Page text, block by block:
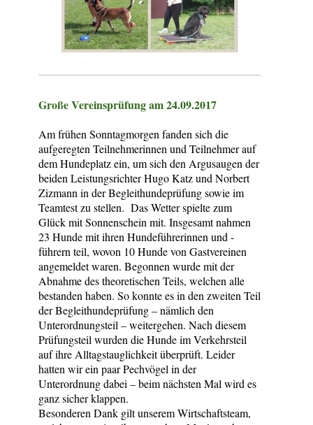
Große Vereinsprüfung am 24.09.2017
Am frühen Sonntagmorgen fanden sich die
aufgeregten Teilnehmerinnen und Teilnehmer auf
dem Hundeplatz ein, um sich den Argusaugen der
beiden Leistungsrichter Hugo Katz und Norbert
Zizmann in der Begleithundeprüfung sowie im
Teamtest zu stellen. Das Wetter spielte zum
Glück mit Sonnenschein mit. Insgesamt nahmen
23 Hunde mit ihren Hundeführerinnen und -
führern teil, wovon 10 Hunde von Gastvereinen
angemeldet waren. Begonnen wurde mit der
Abnahme des theoretischen Teils, welchen alle
bestanden haben. So konnte es in den zweiten Teil
der Begleithundeprüfung – nämlich den
Unterordnungsteil – weitergehen. Nach diesem
Prüfungsteil wurden die Hunde im Verkehrsteil
auf ihre Alltagstauglichkeit überprüft. Leider
hatten wir ein paar Pechvögel in der
Unterordnung dabei – beim nächsten Mal wird es
ganz sicher klappen.
Besonderen Dank gilt unserem Wirtschaftsteam,